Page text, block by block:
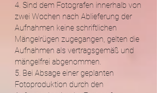
4. Sind dem Fotografen innerhalb von
zwei Wochen nach Ablieferung der
Aufnahmen keine schriftlichen
Mängelrügen zugegangen, gelten die
Aufnahmen als vertragsgemäß und
mängelfrei abgenommen.
5. Bei Absage einer geplanten
Fotoproduktion durch den